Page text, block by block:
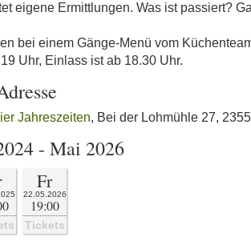
eigene Ermittlungen. Was ist passiert?
bei einem Gänge-Menü vom
Uhr, Einlass ist ab 18.30 Uhr.
Jahreszeiten, Bei der Lohmühle 27,
- Mai 2026
Fr
22.05.2026
19:00
Tickets